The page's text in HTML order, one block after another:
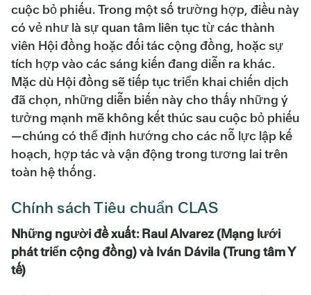
cuộc bỏ phiếu. Trong một số trường hợp, điều này
có vẻ như là sự quan tâm liên tục từ các thành
viên Hội đồng hoặc đối tác cộng đồng, hoặc sự
tích hợp vào các sáng kiến đang diễn ra khác.
Mặc dù Hội đồng sẽ tiếp tục triển khai chiến dịch
đã chọn, những diễn biến này cho thấy những ý
tưởng mạnh mẽ không kết thúc sau cuộc bỏ phiếu
—chúng có thể định hướng cho các nỗ lực lập kế
hoạch, hợp tác và vận động trong tương lai trên
toàn hệ thống.
Chính sách Tiêu chuẩn CLAS
Những người đề xuất: Raul Alvarez (Mạng lưới
phát triển cộng đồng) và Iván Dávila (Trung tâm Y
tế)